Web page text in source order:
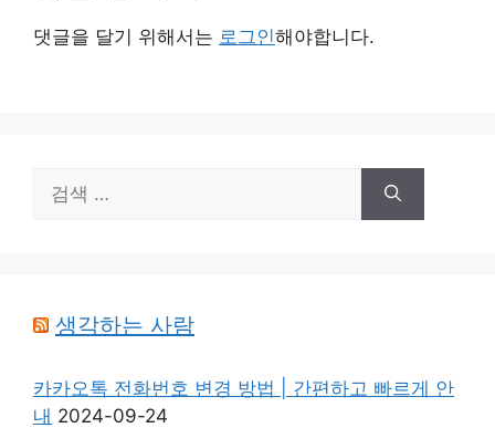
댓글을 달기 위해서는 로그인해야합니다.
색:
생각하는 사람
카카오톡 전화번호 변경 방법 | 간편하고 빠르게 안
내 2024-09-24